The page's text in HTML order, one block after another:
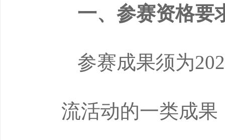
一、参赛资格要
参赛成果须为
流活动的一类成